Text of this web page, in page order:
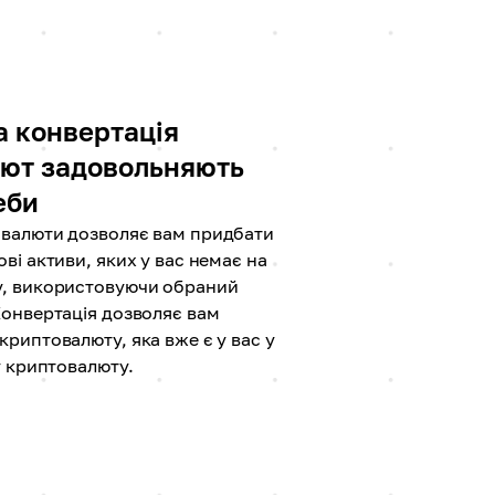
конвертація
задовольняють
дозволяє вам придбати
активи, яких у вас немає на
використовуючи обраний
дозволяє вам
яка вже є у вас у
криптовалюту.